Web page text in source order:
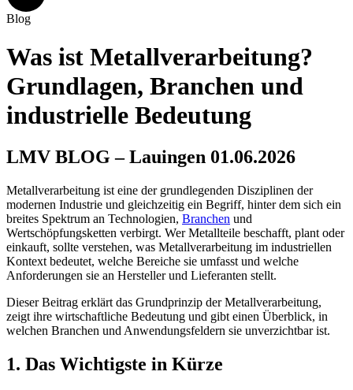
Blog
Was ist Metallverarbeitung?
Grundlagen, Branchen und
industrielle Bedeutung
LMV BLOG – Lauingen 01.06.2026
Metallverarbeitung ist eine der grundlegenden Disziplinen der
modernen Industrie und gleichzeitig ein Begriff, hinter dem sich ein
breites Spektrum an Technologien, Branchen und
Wertschöpfungsketten verbirgt. Wer Metallteile beschafft, plant oder
einkauft, sollte verstehen, was Metallverarbeitung im industriellen
Kontext bedeutet, welche Bereiche sie umfasst und welche
Anforderungen sie an Hersteller und Lieferanten stellt.
Dieser Beitrag erklärt das Grundprinzip der Metallverarbeitung,
zeigt ihre wirtschaftliche Bedeutung und gibt einen Überblick, in
welchen Branchen und Anwendungsfeldern sie unverzichtbar ist.
1. Das Wichtigste in Kürze